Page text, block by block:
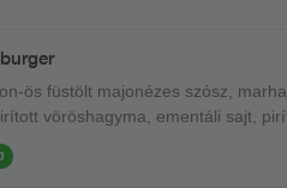
ös füstölt majonézes szósz, marha
sajt, pirított